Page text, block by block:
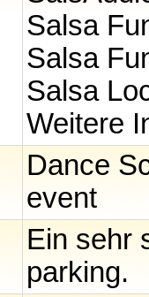
Salsa
Salsa
Salsa
Weitere
Dance
event
Ein sehr
parking.